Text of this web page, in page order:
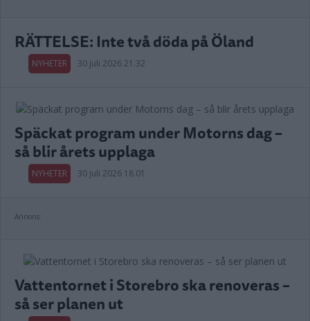
RÄTTELSE: Inte två döda på Öland
NYHETER 30 juli 2026 21.32
Späckat program under Motorns dag –
så blir årets upplaga
NYHETER 30 juli 2026 18.01
Annons:
Vattentornet i Storebro ska renoveras –
så ser planen ut